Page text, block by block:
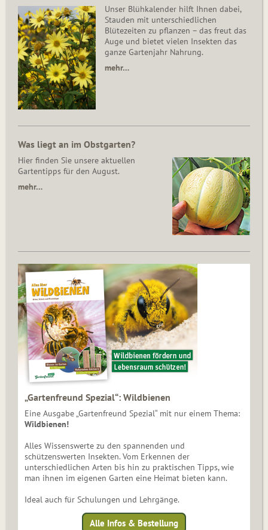
Unser Blühkalender hilft Ihnen dabei,
Stauden mit unterschiedlichen
Blütezeiten zu pflanzen – das freut das
Auge und bietet vielen Insekten das
ganze Gartenjahr Nahrung.
mehr…
Was liegt an im Obstgarten?
Hier finden Sie unsere aktuellen
Gartentipps für den August.
mehr…
„Gartenfreund Spezial“: Wildbienen
Eine Ausgabe „Gartenfreund Spezial“ mit nur einem Thema:
Wildbienen!
Alles Wissenswerte zu den spannenden und
schützenswerten Insekten. Vom Erkennen der
unterschiedlichen Arten bis hin zu praktischen Tipps, wie
man ihnen im eigenen Garten eine Heimat bieten kann.
Ideal auch für Schulungen und Lehrgänge.
Alle Infos & Bestellung